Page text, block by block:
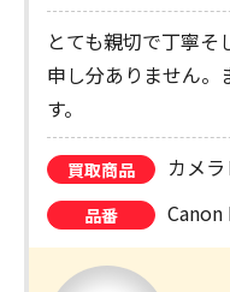
とても親切で丁寧そ
申し分ありません。
す。
買取商品 カメ
品番 Canon